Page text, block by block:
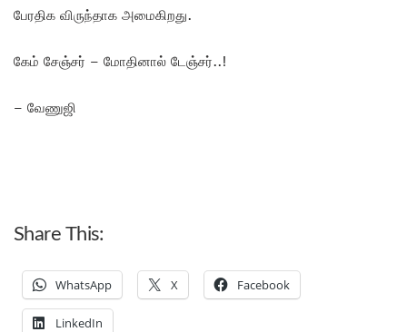
பேரதிக விருந்தாக அமைகிறது.
கேம் சேஞ்சர் – மோதினால் டேஞ்சர்..!
– வேணுஜி
Share This:
WhatsApp X Facebook
LinkedIn